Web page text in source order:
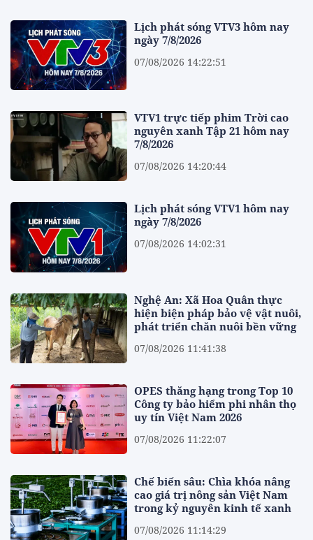
Lịch phát sóng VTV3 hôm nay
ngày 7/8/2026
07/08/2026 14:22:51
VTV1 trực tiếp phim Trời cao
nguyên xanh Tập 21 hôm nay
7/8/2026
07/08/2026 14:20:44
Lịch phát sóng VTV1 hôm nay
ngày 7/8/2026
07/08/2026 14:02:31
Nghệ An: Xã Hoa Quân thực
hiện biện pháp bảo vệ vật nuôi,
phát triển chăn nuôi bền vững
07/08/2026 11:41:38
OPES thăng hạng trong Top 10
Công ty bảo hiểm phi nhân thọ
uy tín Việt Nam 2026
07/08/2026 11:22:07
Chế biến sâu: Chìa khóa nâng
cao giá trị nông sản Việt Nam
trong kỷ nguyên kinh tế xanh
07/08/2026 11:14:29